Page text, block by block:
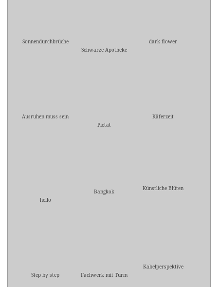
Sonnendurchbrüche
Schwarze Apotheke
dark flower
Ausruhen muss sein
Pietät
Käferzeit
hello
Bangkok Künstliche Blüten
Step by step Fachwerk mit Turm
Kabelperspektive